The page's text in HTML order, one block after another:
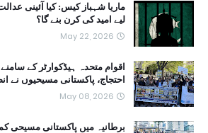
ماریا شہباز کیس: کیا آئینی
لیے امید کی کرن بنے گا؟
May 22, 2026
احتجاج، پاکستانی مسیحیوں نے
May 08, 2026
برطانیہ میں پاکستانی مسیحی